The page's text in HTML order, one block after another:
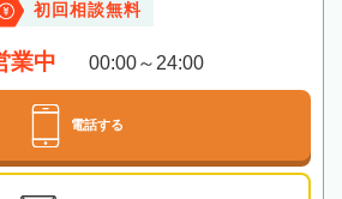
初回相談無料
業中 00:00～24:00
電話する